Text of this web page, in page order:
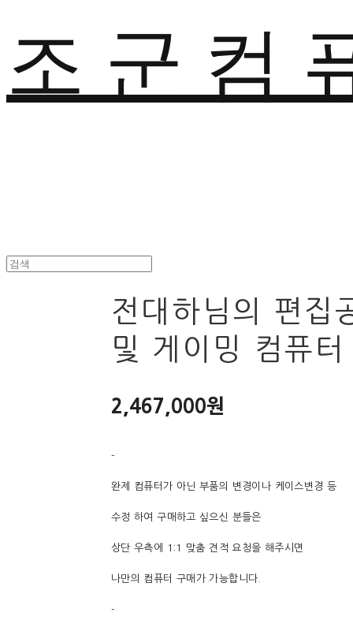
조 군 컴
전대하님의 편집
및 게이밍 컴퓨터
2,467,000원
-
완제 컴퓨터가 아닌 부품의 변경이나 케이스변경 등
수정 하여 구매하고 싶으신 분들은
상단 우측에 1:1 맞춤 견적 요청을 해주시면
나만의 컴퓨터 구매가 가능합니다.
-